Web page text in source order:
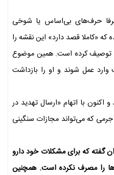
صرفا حرف‌های بی‌اساس یا شوخی
که «کاملا قصد دارد» این نقشه را
توصیف کرده است. همین موضوع
عمل شوند و او را بازداشت
شد و اکنون با اتهام «ارسال تهدید در
که می‌تواند مجازات سنگینی
گفته که برای مشکلات خود دارو
را مصرف نکرده است. همچنین